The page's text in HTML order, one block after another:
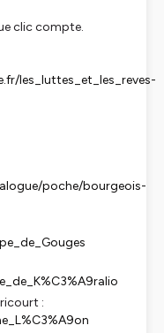
clic compte.
les_luttes_et_les_reves-
poche/bourgeois-
: